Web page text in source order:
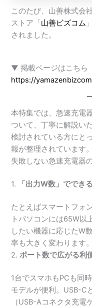
このたび、山善株式会
ストア「 山善ビズコム
されました。
▼ 掲載ページはこちら
https://
本特集では、急速充電
ついて、丁寧に解説い
検討されている方にと
報が整理されています。
失敗しない急速充電器
1. 「出力W数」ででき
たとえばスマートフォ
トパソコンには65W以
したい機器に応じたW
率も大きく変わります。
2.ポート数で広がる利
1台でスマホもPCも同
モデルが便利。USB-C
（USB-Aコネクタ充電